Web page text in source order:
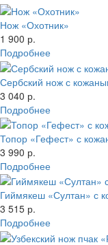
Нож «Охотник»
1 900 р.
Подробнее
Сербский нож с
3 040 р.
Подробнее
Топор «Гефест» с
3 990 р.
Подробнее
Гиймякеш «Султан» с
3 515 р.
Подробнее